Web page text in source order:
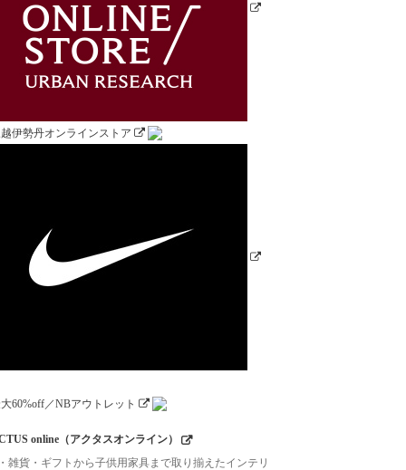
online（アクタスオンライン）
雑貨・ギフトから子供用家具まで取り揃えたインテリ